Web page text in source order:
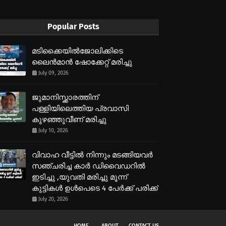
Popular Posts
മടിക്കൈയിൽജോലിക്കിടെ
ലൈൻമാൻ ഷോക്കേറ്റ് മരിച്ചു
July 09, 2026
ജുമാനിസ്ക്കാരത്തിന്
പള്ളിയിലെത്തിയ പ്രവാസി
കുഴഞ്ഞുവീണ് മരിച്ചു
July 10, 2026
വിവാഹ വീട്ടിൽ നിന്നും മടങ്ങിയവർ
സഞ്ചരിച്ച കാർ ഡിവൈഡറിൽ
ഇടിച്ചു ,യുവതി മരിച്ചു മൂന്ന്
കുട്ടികൾ ഉൾപെടെ 4 പേർക്ക് പരിക്ക്
July 20, 2026